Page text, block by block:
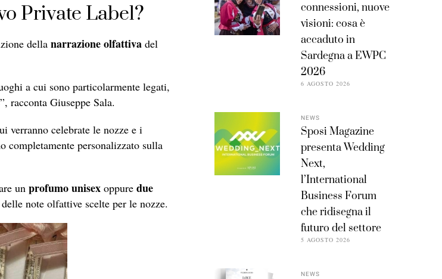
Private Label?
della narrazione olfattiva del
a cui sono particolarmente legati,
racconta Giuseppe Sala.
verranno celebrate le nozze e i
completamente personalizzato sulla
un profumo unisex oppure due
note olfattive scelte per le nozze.
connessioni, nuove
visioni: cosa è
accaduto in
Sardegna a EWPC
2026
6 AGOSTO 2026
NEWS
Sposi Magazine
presenta Wedding
Next,
l’International
Business Forum
che ridisegna il
futuro del settore
5 AGOSTO 2026
NEWS